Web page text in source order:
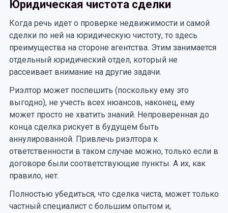
Юридическая чистота сделки
Когда речь идет о проверке недвижимости и самой
сделки по ней на юридическую чистоту, то здесь
преимущества на стороне агентства. Этим занимается
отдельный юридический отдел, который не
рассеивает внимание на другие задачи.
Риэлтор может поспешить (поскольку ему это
выгодно), не учесть всех нюансов, наконец, ему
может просто не хватить знаний. Непроверенная до
конца сделка рискует в будущем быть
аннулированной. Привлечь риэлтора к
ответственности в таком случае можно, только если в
договоре были соответствующие пункты. А их, как
правило, нет.
Полностью убедиться, что сделка чиста, может только
частный специалист с большим опытом и,